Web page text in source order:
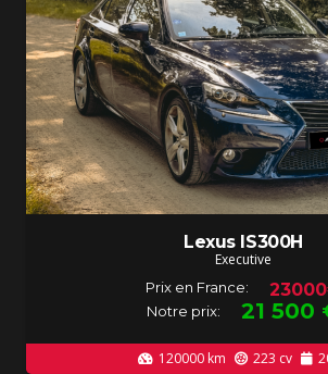
Lexus IS300H
Executive
Prix en France:
Notre prix: 21 500
120000 km 223 cv